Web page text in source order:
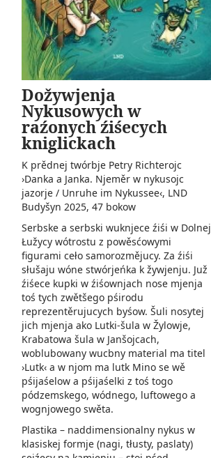
Dožywjenja
Nykusowych w
raźonych źiśecych
kniglickach
K prědnej twórbje Petry Richterojc
›Danka a Janka. Njeměr w nykusojc
jazorje / Unruhe im Nykussee‹, LND
Budyšyn 2025, 47 bokow­
Serbske a serbski wuknjece źiśi w Dolnej
Łužycy wótrostu z powěsćowymi
figurami ceło samorozmějucy. Za źiśi
słušaju wóne stwórjeńka k žywjenju. Juž
źiśece kupki w źiśownjach nose mjenja
toś tych zwětšego pśirodu
reprezentěrujucych byśow. Šuli nosytej
jich mjenja ako Lutki-šula w Žylowje,
Krabatowa šula w Janšojcach,
woblubowany wucbny material ma titel
›Lutk‹ a w njom ma lutk Mino se wě
pśijaśelow a pśijaśelki z toś togo
pódzemskego, wódnego, luftowego a
wognjowego swěta.
Plastika – naddimensionalny nykus w
klasiskej formje (nagi, tłusty, paslaty)